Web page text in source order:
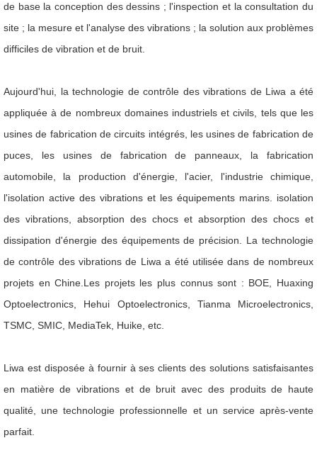
de base la conception des dessins ; l'inspection et la consultation du
site ; la mesure et l'analyse des vibrations ; la solution aux problèmes
difficiles de vibration et de bruit.
Aujourd'hui, la technologie de contrôle des vibrations de Liwa a été
appliquée à de nombreux domaines industriels et civils, tels que les
usines de fabrication de circuits intégrés, les usines de fabrication de
puces, les usines de fabrication de panneaux, la fabrication
automobile, la production d'énergie, l'acier, l'industrie chimique,
l'isolation active des vibrations et les équipements marins. isolation
des vibrations, absorption des chocs et absorption des chocs et
dissipation d'énergie des équipements de précision. La technologie
de contrôle des vibrations de Liwa a été utilisée dans de nombreux
projets en Chine.Les projets les plus connus sont : BOE, Huaxing
Optoelectronics, Hehui Optoelectronics, Tianma Microelectronics,
TSMC, SMIC, MediaTek, Huike, etc.
Liwa est disposée à fournir à ses clients des solutions satisfaisantes
en matière de vibrations et de bruit avec des produits de haute
qualité, une technologie professionnelle et un service après-vente
parfait.